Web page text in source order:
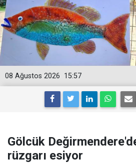
15:57
08 Ağustos 2026
Gölcük
rüzgarı esiyor